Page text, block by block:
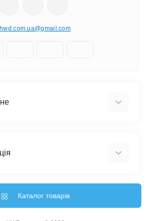
hwd.com.ua@gmail.com
Каталог товарів